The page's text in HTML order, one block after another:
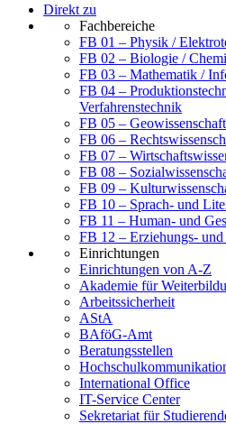
Direkt zu
Fachbereiche
FB 01 – Physik /
FB 02 – Biologie /
FB 03 – Mathematik /
FB 04 –
Verfahrenstechnik
FB 05 –
FB 06 –
FB 07 –
FB 08 –
FB 09 –
FB 10 – Sprach- und
FB 11 – Human- und
FB 12 – Erziehungs-
Einrichtungen
Einrichtungen von A-Z
Akademie für
Arbeitssicherheit
AStA
BAföG-Amt
Beratungsstellen
International Office
IT-Service Center
Sekretariat für